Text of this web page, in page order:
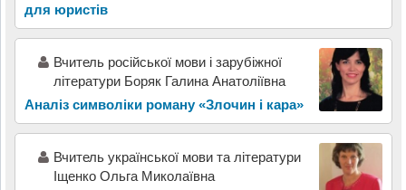
для юристів
Вчитель російської мови і зарубіжної
літератури Боряк Галина Анатоліївна
Аналіз символіки роману «Злочин і кара»
Вчитель української мови та літератури
Іщенко Ольга Миколаївна